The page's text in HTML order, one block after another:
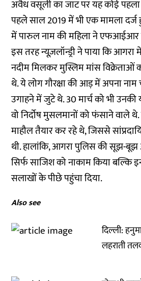
अवैध वसूली का जाट पर यह कोई
पहले साल 2019 में भी एक मामला
में पारुल नाम की महिला ने एफआईआर
इस तरह न्यूज़लॉन्ड्री ने पाया कि
नदीम मिलकर मुस्लिम मांस विक्रेताओं
थे. ये लोग गौरक्षा की आड़ में अपना
उगाहने में जुटे थे. 30 मार्च को भी उनकी
वो निर्दोष मुसलमानों को फंसाने वाले
माहौल तैयार कर रहे थे, जिससे
थी. हालांकि, आगरा पुलिस की सूझ-बूझ
सिर्फ साजिश को नाकाम किया बल्कि
सलाखों के पीछे पहुंचा दिया.
Also see
दिल्ली:
लहराती